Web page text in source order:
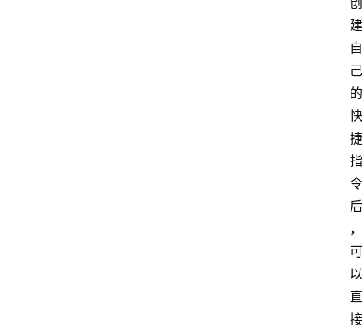
建
自
己
的
快
捷
指
令
后
，
可
以
直
接